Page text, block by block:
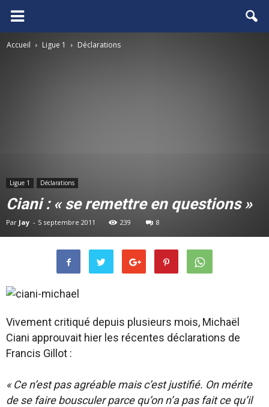
FCGB.net
Accueil Ligue 1 Déclarations
Ligue 1 Déclarations
Ciani : « se remettre en questions »
Par Jay - 5 septembre 2011 239 8
Vivement critiqué depuis plusieurs mois, Michaël
Ciani approuvait hier les récentes déclarations de
Francis Gillot :
« Ce n’est pas agréable mais c’est justifié. On mérite
de se faire bousculer parce qu’on n’a pas fait ce qu’il